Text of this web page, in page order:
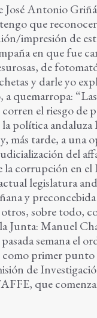
José Antonio
que
impresión de
en que fue
de
y darle yo
quemarropa:
el riesgo de
política andaluza
más tarde, a una
del
corrupción en el
legislatura
y
sobre todo,
Junta: Manuel
semana el
como primer punto
de
que